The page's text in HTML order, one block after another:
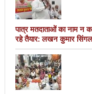
पात्र मतदाताओं का नाम न
रहे तैयार: लखन कुमार